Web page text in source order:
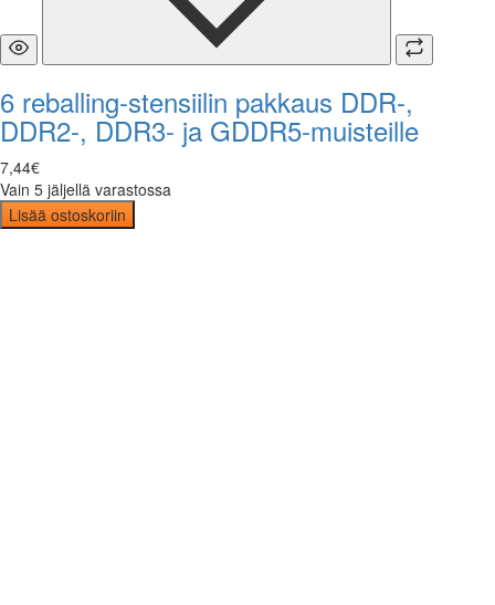
6 reballing-stensiilin pakkaus DDR-,
DDR2-, DDR3- ja GDDR5-muisteille
7,44€
Vain 5 jäljellä varastossa
Lisää ostoskoriin